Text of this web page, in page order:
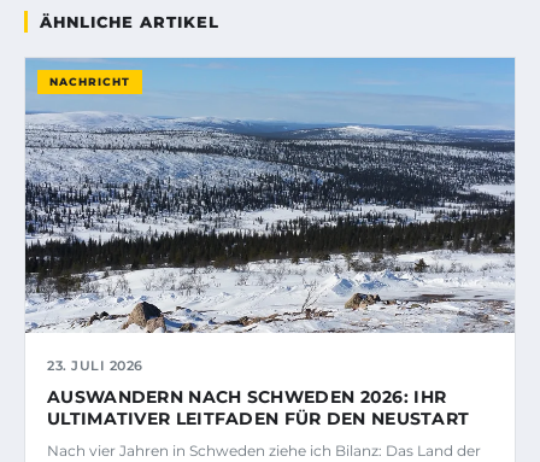
ÄHNLICHE ARTIKEL
NACHRICHT
23. JULI 2026
AUSWANDERN NACH SCHWEDEN 2026: IHR
ULTIMATIVER LEITFADEN FÜR DEN NEUSTART
Nach vier Jahren in Schweden ziehe ich Bilanz: Das Land der